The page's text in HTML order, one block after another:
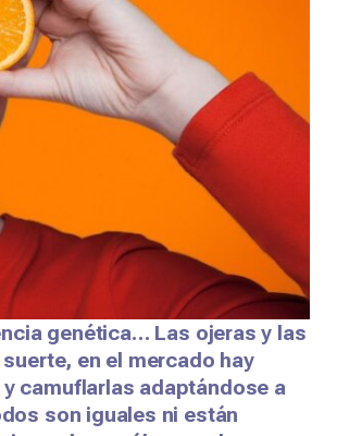
genética… Las ojeras y las
en el mercado hay
camuflarlas adaptándose a
son iguales ni están